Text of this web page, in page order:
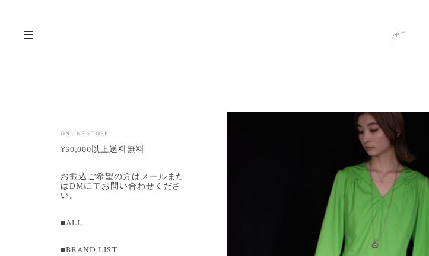
ONLINE STORE
¥30,000以上送料無料
お振込ご希望の方はメールまた
はDMにてお問い合わせくださ
い。
■ALL
■BRAND LIST